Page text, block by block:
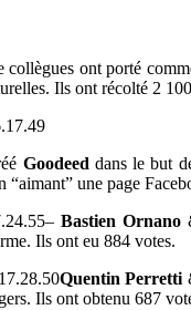
collègues ont porté
Ils ont récolté 2
Goodeed dans le but
“aimant” une page
– Bastien Ornano
Ils ont eu 884 votes.
Quentin Perretti
Ils ont obtenu 687